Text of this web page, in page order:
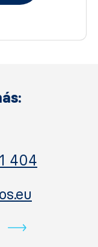
404